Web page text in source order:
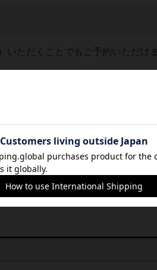
いただくことでもご予約いただけま
、ご予約のお客さまを優先させて
5日 木曜日